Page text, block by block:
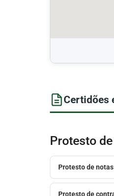
Certidões
Protesto
Protesto de
Protesto de